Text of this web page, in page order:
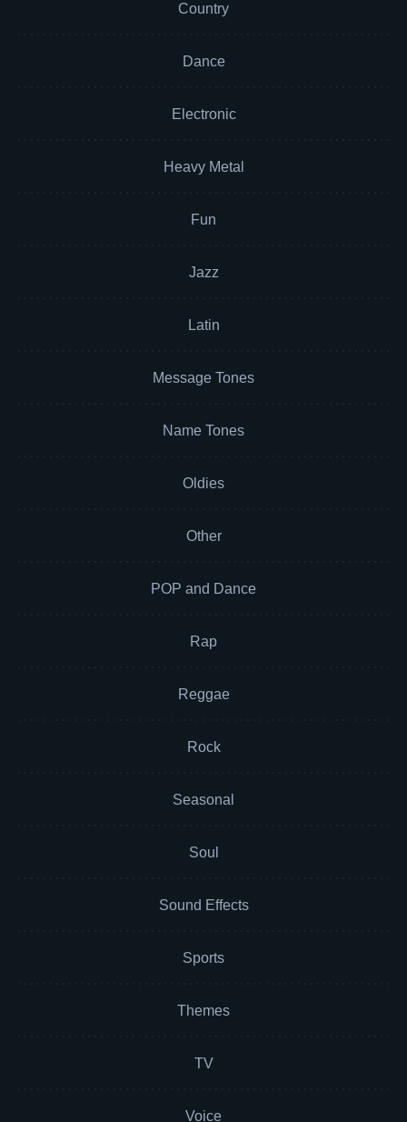
Country
Dance
Electronic
Heavy Metal
Fun
Jazz
Latin
Message Tones
Name Tones
Oldies
Other
POP and Dance
Rap
Reggae
Rock
Seasonal
Soul
Sound Effects
Sports
Themes
TV
Voice